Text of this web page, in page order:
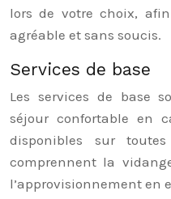
lors de votre choix,
agréable et sans soucis.
Services de base
Les services de base
séjour confortable en
disponibles sur
comprennent la
l’approvisionnement en